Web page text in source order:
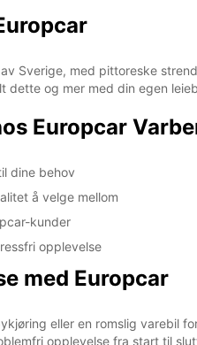
Sverige, med pittoreske
og mer med din egen
Europcar
dine behov
å velge mellom
kunder
opplevelse
med Europcar
eller en romslig varebil
opplevelse fra start til